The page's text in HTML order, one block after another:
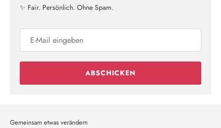
✨ Fair. Persönlich. Ohne Spam.
ABSCHICKEN
Gemeinsam etwas verändern